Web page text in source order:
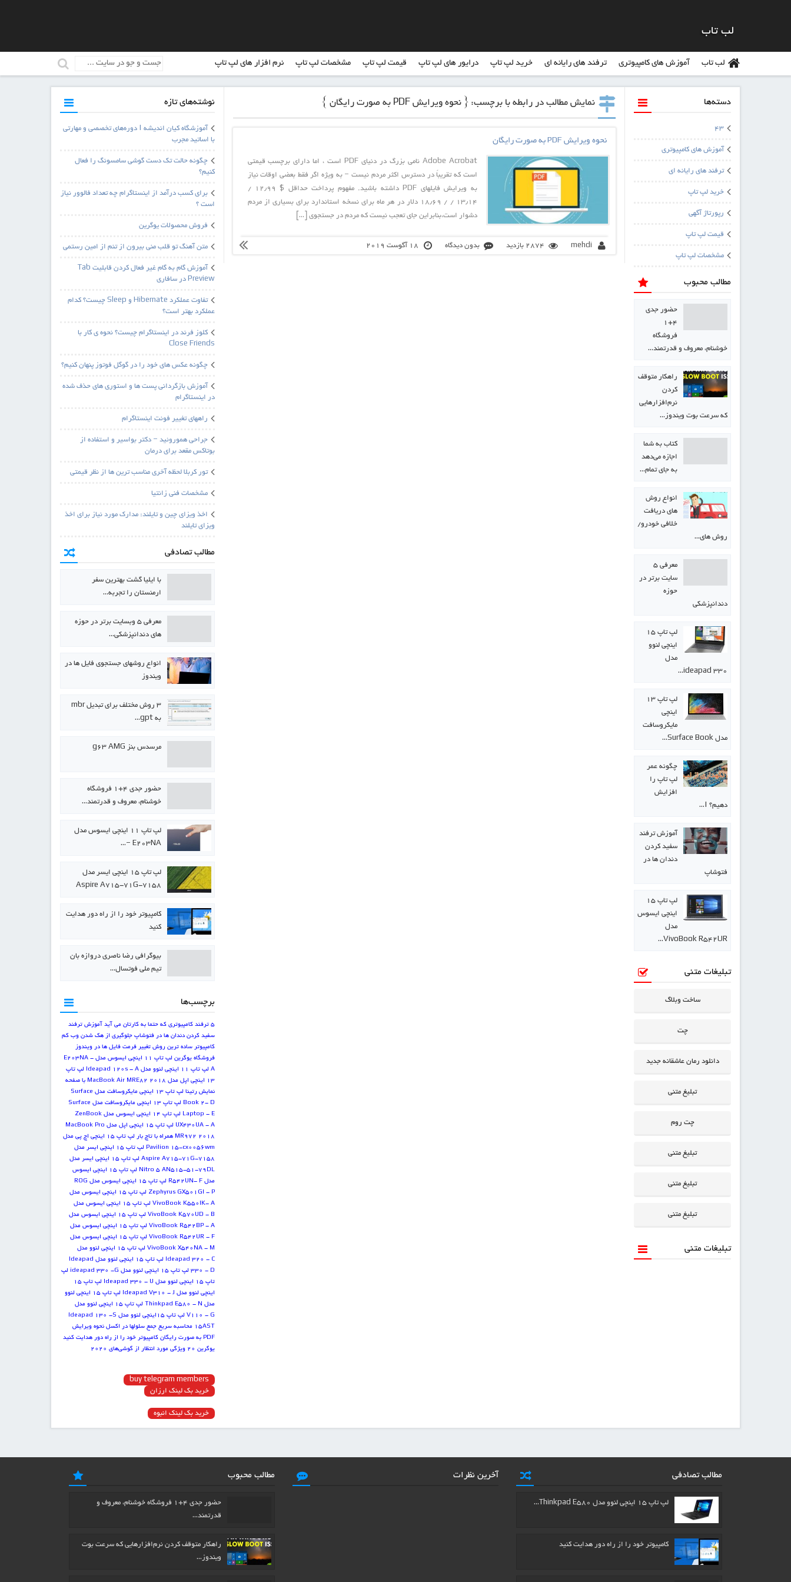
لب تاب
لب تاب آموزش های کامپیوتری ترفند های رایانه ای خرید لپ تاپ درایور های لپ تاپ قیمت لپ تاپ مشخصات لپ تاپ نرم افزار های لپ تاپ
دسته‌ها
43
آموزش های کامپیوتری
ترفند های رایانه ای
خرید لپ تاپ
رپورتاژ آگهی
قیمت لپ تاپ
مشخصات لپ تاپ
مطالب محبوب
حضور جدی
۴+۱
فروشگاه
خوشنام، معروف و قدرتمند…
راهکار متوقف
کردن
نرم‌افزارهایی
که سرعت بوت ویندوز…
كتاب به شما
اجازه می‌دهد
به جای تمام…
انواع روش
های دریافت
خلافی خودرو/
روش های…
معرفی ۵
سایت برتر در
حوزه
دندانپزشکی
لپ تاپ ۱۵
اینچی لنوو
مدل
ideapad 330…
لپ تاپ ۱۳
اینچی
مایکروسافت
مدل Surface Book…
چگونه عمر
لپ تاپ را
افزایش
دهیم؟ |…
آموزش ترفند
سفید کردن
دندان ها در
فتوشاپ
لپ تاپ ۱۵
اینچی ایسوس
مدل
VivoBook R542UR…
تبلیغات متنی
ساخت وبلاگ
چت
دانلود رمان عاشقانه جدید
تبلیغ متنی
چت روم
تبلیغ متنی
تبلیغ متنی
تبلیغ متنی
تبلیغات متنی
نمایش مطالب در رابطه با برچسب: { نحوه ویرایش PDF به صورت رایگان }
نحوه ویرایش PDF به صورت رایگان
Adobe Acrobat نامی بزرگ در دنیای PDF است ، اما دارای برچسب قیمتی
است که تقریباً در دسترس اکثر مردم نیست – به ویژه اگر فقط بعضی اوقات نیاز
به ویرایش فایلهای PDF داشته باشید. مفهوم پرداخت حداقل $ ۱۲٫۹۹ /
۱۳٫۱۴ / / ۱۸٫۶۹ دلار در هر ماه برای نسخه استاندارد برای بسیاری از مردم
دشوار است،بنابراین جای تعجب نیست که مردم در جستجوی […]
mehdi 2874 بازدید بدون دیدگاه 18 آگوست 2019
نوشته‌های تازه
آموزشگاه کیان اندیشه | دوره‌های تخصصی و مهارتی
با اساتید مجرب
چگونه حالت تک دست گوشی سامسونگ را فعال
کنیم؟
برای کسب درآمد از اینستاگرام چه تعداد فالوور نیاز
است ؟
فروش محصولات یوگرین
متن آهنگ تو قلب منی بیرون از تنم از امین رستمی
آموزش گام به گام غیر فعال کردن قابلیت Tab
Preview در سافاری
تفاوت عملکرد Hibernate و Sleep چیست؟ کدام
عملکرد بهتر است؟
کلوز فرند در اینستاگرام چیست؟ نحوه ی کار با
Close Friends
چگونه عکس های خود را در گوگل فوتوز پنهان کنیم؟
آموزش بازگردانی پست ها و استوری های حذف شده
در اینستاگرام
راههای تغییر فونت اینستاگرام
جراحی هموروئید – دکتر بواسیر و استفاده از
بوتاکس مقعد برای درمان
تور کربلا لحظه آخری مناسب ترین ها از نظر قیمتی
مشخصات فنی زانتیا
اخذ ویزای چین و تایلند: مدارک مورد نیاز برای اخذ
ویزای تایلند
مطالب تصادفی
با ایلیا گشت بهترین سفر
ارمنستان را تجربه…
معرفی ۵ وبسایت برتر در حوزه
های دندانپزشکی…
انواع روشهای جستجوی فایل ها در
ویندوز
۳ روش مختلف برای تبدیل mbr
به gpt…
مرسدس بنز g63 AMG
حضور جدی ۴+۱ فروشگاه
خوشنام، معروف و قدرتمند…
لپ تاپ ۱۱ اینچی ایسوس مدل
E203NA –…
لپ تاپ ۱۵ اینچی ایسر مدل
Aspire A715-71G-7158
کامپیوتر خود را از راه دور هدایت
کنید
بیوگرافی رضا ناصری دروازه بان
تیم ملی فوتسال…
برچسب‌ها
5 ترفند کامپیوتری که حتما به کارتان می آید
آموزش ترفند
سفید کردن دندان ها در فتوشاپ جلوگیری از هک شدن وب کم
کامپیوتر ساده ترین روش تغییر فرمت فایل ها در ویندوز
فروشگاه یوگرین
لپ تاپ 11 اینچی ایسوس مدل E203NA -
A لپ تاپ 11 اینچی لنوو مدل Ideapad 120s - A
لپ تاپ
13 اینچی اپل مدل MacBook Air MRE82 2018 با صفحه
نمایش رتینا
لپ تاپ 13 اینچی مایکروسافت مدل Surface
Book 2- D
لپ تاپ 13 اینچی مایکروسافت مدل Surface
Laptop - E
لپ تاپ 14 اینچی ایسوس مدل ZenBook
UX430UA - A
لپ تاپ 15 اینچی اپل مدل MacBook Pro
MR972 2018 همراه با تاچ بار
لپ تاپ 15 اینچی اچ پی مدل
Pavilion 15-cx0056wm
لپ تاپ 15 اینچی ایسر مدل
Aspire A715-71G-7158
لپ تاپ 15 اینچی ایسر مدل
Nitro 5 AN515-51-79DL
لپ تاپ 15 اینچی ایسوس
مدل R542UN- F
لپ تاپ 15 اینچی ایسوس مدل ROG
Zephyrus GX501GI - P
لپ تاپ 15 اینچی ایسوس مدل
VivoBook K550IK- A
لپ تاپ 15 اینچی ایسوس مدل
VivoBook K570UD - B
لپ تاپ 15 اینچی ایسوس مدل
VivoBook R542BP - A
لپ تاپ 15 اینچی ایسوس مدل
VivoBook R542UR - F
لپ تاپ 15 اینچی ایسوس مدل
VivoBook X540NA - M
لپ تاپ 15 اینچی لنوو مدل
Ideapad 320 - C
لپ تاپ 15 اینچی لنوو مدل Ideapad
330 - D لپ تاپ 15 اینچی لنوو مدل ideapad 330 -G
لپ
تاپ 15 اینچی لنوو مدل Ideapad 330 - U
لپ تاپ 15
اینچی لنوو مدل Ideapad V310 - J
لپ تاپ 15 اینچی لنوو
مدل Thinkpad E580 - N
لپ تاپ 15 اینچی لنوو مدل
V110 - G
لپ تاپ 15اینچی لنوو مدل Ideapad 130 -S
15AST محاسبه سریع جمع سلول‏ها در اکسل نحوه ویرایش
PDF به صورت رایگان
کامپیوتر خود را از راه دور هدایت کنید
یوگرین ۲۰ ویژگی مورد انتظار از گوشی‌های ۲۰۲۰
buy telegram members
خرید بک لینک ارزان
خرید بک لینک انبوه
مطالب تصادفی
لپ تاپ ۱۵ اینچی لنوو مدل Thinkpad E580…
کامپیوتر خود را از راه دور هدایت کنید
آخرین نظرات مطالب محبوب
حضور جدی ۴+۱ فروشگاه خوشنام، معروف و
قدرتمند…
راهکار متوقف کردن نرم‌افزارهایی که سرعت بوت
ویندوز…